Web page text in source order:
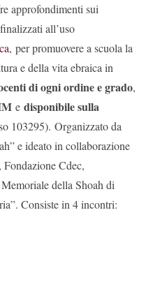
approfondimenti sui
all’uso
, per promuovere a scuola la
e della vita ebraica in
di ogni ordine e grado,
e disponibile sulla
103295). Organizzato da
e ideato in collaborazione
Cdec,
della Shoah di
Consiste in 4 incontri: